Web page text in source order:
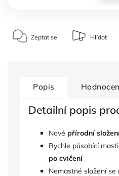
Zeptat se Hlídat
Popis
Detailní popis
Nové přírodní
Rychle působící
po cvičení
Nemastné složení se